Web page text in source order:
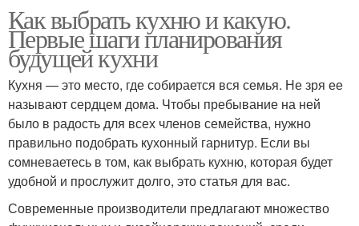
Как выбрать кухню и какую.
Первые шаги планирования
будущей кухни
Кухня — это место, где собирается вся семья. Не зря ее
называют сердцем дома. Чтобы пребывание на ней
было в радость для всех членов семейства, нужно
правильно подобрать кухонный гарнитур. Если вы
сомневаетесь в том, как выбрать кухню, которая будет
удобной и прослужит долго, это статья для вас.
Современные производители предлагают множество